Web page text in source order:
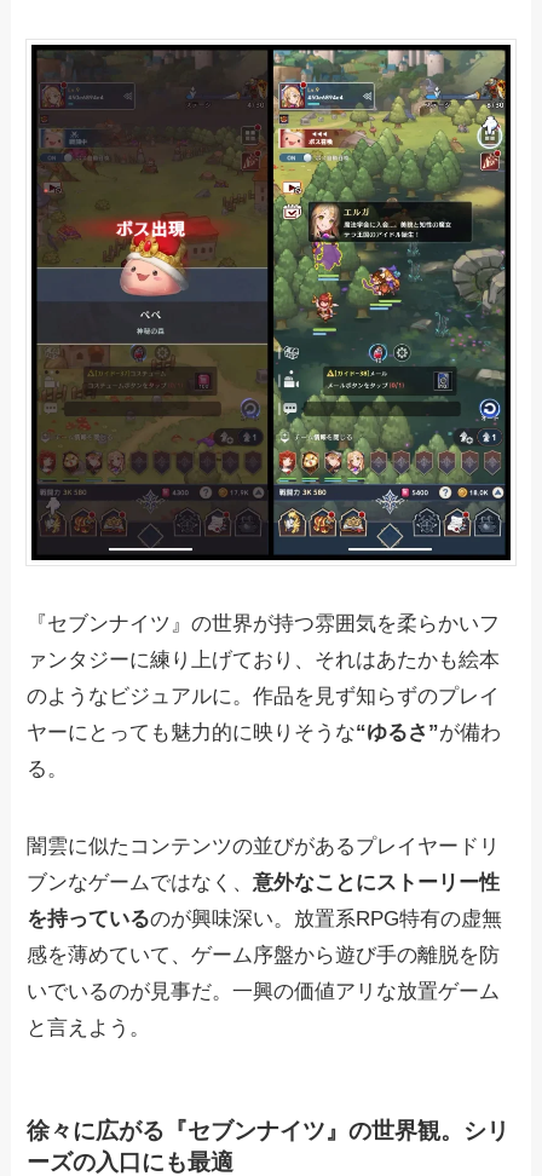
『セブンナイツ』の世界が持つ雰囲気を柔らかいフ
ァンタジーに練り上げており、それはあたかも絵本
のようなビジュアルに。作品を見ず知らずのプレイ
ヤーにとっても魅力的に映りそうな“ゆるさ”が備わ
る。
闇雲に似たコンテンツの並びがあるプレイヤードリ
ブンなゲームではなく、意外なことにストーリー性
を持っているのが興味深い。放置系RPG特有の虚無
感を薄めていて、ゲーム序盤から遊び手の離脱を防
いでいるのが見事だ。一興の価値アリな放置ゲーム
と言えよう。
徐々に広がる『セブンナイツ』の世界観。シリ
ーズの入口にも最適